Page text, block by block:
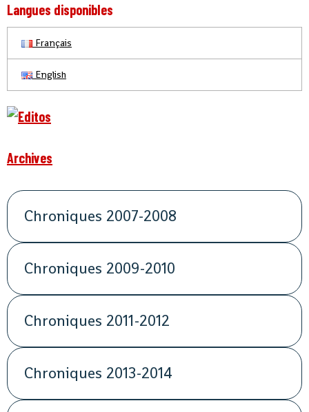
Langues disponibles
Français
English
Archives
Chroniques 2007-2008
Chroniques 2009-2010
Chroniques 2011-2012
Chroniques 2013-2014